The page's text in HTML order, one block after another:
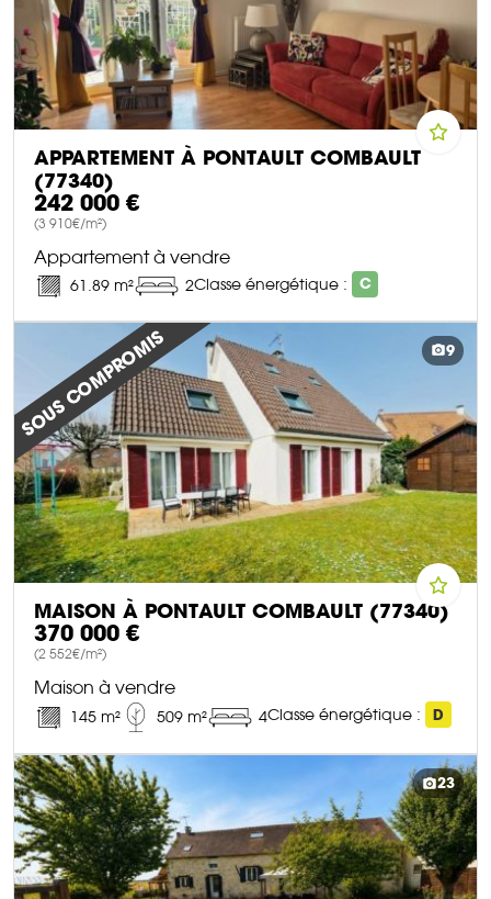
APPARTEMENT À PONTAULT COMBAULT
(77340)
242 000 €
(3 910€/m²)
Appartement à vendre
61.89 m² 2Classe énergétique : C
DÉCOUVRIR CE BIEN
SOUS COMPROMIS 9
MAISON À PONTAULT COMBAULT (77340)
370 000 €
(2 552€/m²)
Maison à vendre
145 m² 509 m² 4Classe énergétique : D
DÉCOUVRIR CE BIEN
23